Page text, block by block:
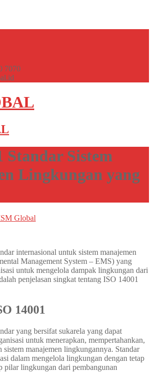
7070
Standar Sistem
Lingkungan yang
Global
internasional untuk sistem manajemen
Management System – EMS) yang
untuk mengelola dampak lingkungan dari
penjelasan singkat tentang ISO 14001
14001
yang bersifat sukarela yang dapat
untuk menerapkan, mempertahankan,
sistem manajemen lingkungannya. Standar
dalam mengelola lingkungan dengan tetap
pilar lingkungan dari pembangunan